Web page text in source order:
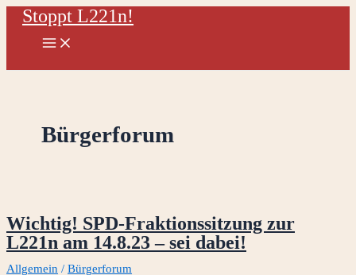
ZumStoppt L221n!
Bürgerforum
Wichtig! SPD-Fraktionssitzung zur
L221n am 14.8.23 – sei dabei!
Allgemein / Bürgerforum